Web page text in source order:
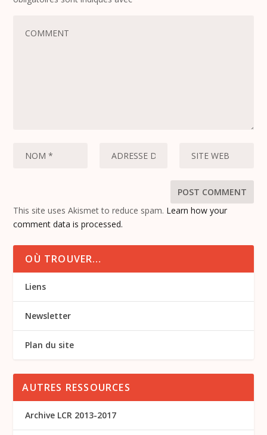
This site uses Akismet to reduce spam. Learn how your
comment data is processed.
OÙ TROUVER…
Liens
Newsletter
Plan du site
AUTRES RESSOURCES
Archive LCR 2013-2017